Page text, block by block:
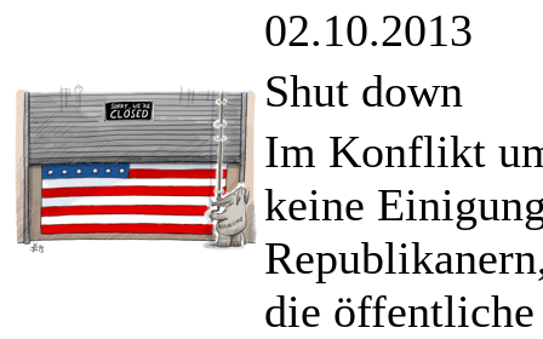
02.10.2013
Shut down
Im Konflikt
keine
die